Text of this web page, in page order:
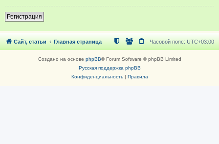
Регистрация
Сайт, статьи Главная страница Часовой пояс: UTC+03:00
Создано на основе phpBB® Forum Software © phpBB Limited
Русская поддержка phpBB
Конфиденциальность| Правила